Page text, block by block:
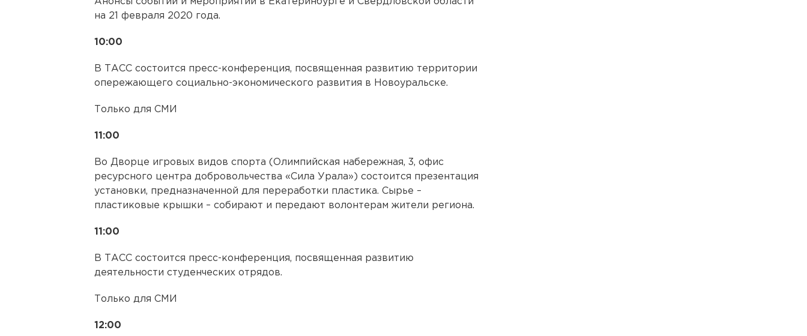
на 21 февраля 2020 года.
10:00
В ТАСС состоится пресс-конференция, посвященная развитию территории
опережающего социально-экономического развития в Новоуральске.
Только для СМИ
11:00
Во Дворце игровых видов спорта (Олимпийская набережная, 3, офис
ресурсного центра добровольчества «Сила Урала») состоится презентация
установки, предназначенной для переработки пластика. Сырье –
пластиковые крышки – собирают и передают волонтерам жители региона.
11:00
В ТАСС состоится пресс-конференция, посвященная развитию
деятельности студенческих отрядов.
Только для СМИ
12:00